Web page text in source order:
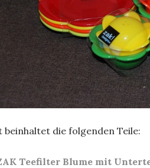
beinhaltet die folgenden Teile:
Teefilter Blume mit